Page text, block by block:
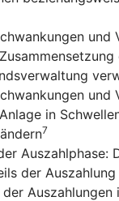
und
und
in
7
Auszahlphase:
der